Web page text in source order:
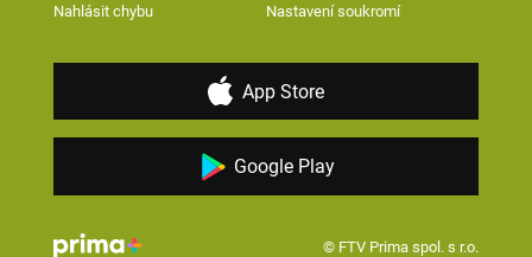
Nahlásit chybu Nastavení soukromí
App Store
Google Play
© FTV Prima spol. s r.o.